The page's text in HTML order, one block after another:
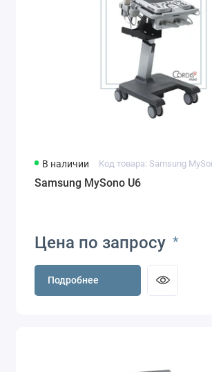
В наличии Код товара: Samsung
Samsung MySono U6
Цена по запросу *
Подробнее